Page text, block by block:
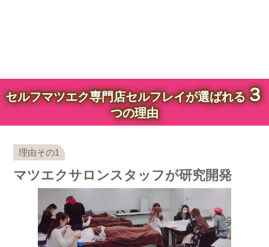
セルフマツエク専門店セルフレイが選ばれる３
つの理由
マツエクサロンスタッフが研究開発